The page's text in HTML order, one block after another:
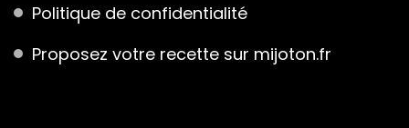
Politique de confidentialité
Proposez votre recette sur mijoton.fr